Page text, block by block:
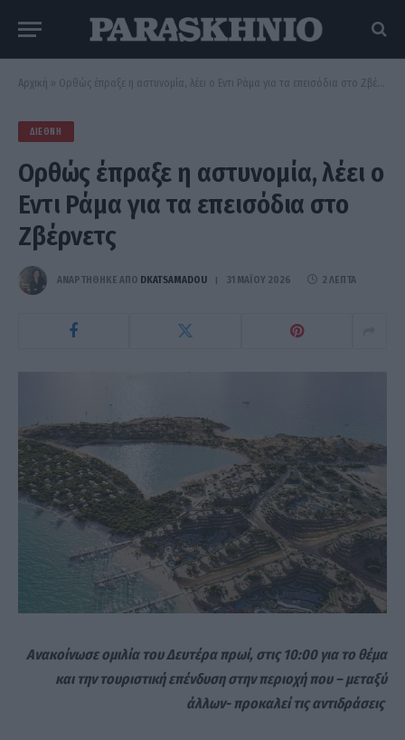
Αρχική » Ορθώς έπραξε η αστυνομία, λέει ο Εντι Ράμα για τα επεισόδια στο Ζβέρνετς
ΔΙΕΘΝΉ
Ορθώς έπραξε η αστυνομία, λέει ο
Εντι Ράμα για τα επεισόδια στο
Ζβέρνετς
ΑΝΑΡΤΗΘΗΚΕ ΑΠΟ DKATSAMADOU 31 ΜΑΪ́ΟΥ 2026 2 ΛΕΠΤΆ
Ανακοίνωσε ομιλία του Δευτέρα πρωί, στις 10:00 για το θέμα
και την τουριστική επένδυση στην περιοχή που – μεταξύ
άλλων- προκαλεί τις αντιδράσεις